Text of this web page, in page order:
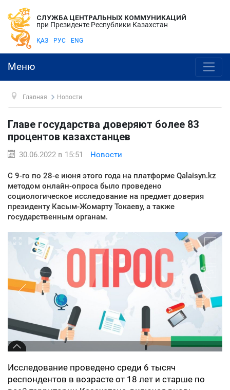
СЛУЖБА ЦЕНТРАЛЬНЫХ КОММУНИКАЦИЙ
при Президенте Республики Казахстан
ҚАЗ РУС ENG
Меню
Главная Новости
Главе государства доверяют более 83
процентов казахстанцев
30.06.2022 в 15:51 Новости
С 9-го по 28-е июня этого года на платформе Qalaisyn.kz
методом онлайн-опроса было проведено
социологическое исследование на предмет доверия
президенту Касым-Жомарту Токаеву, а также
государственным органам.
Исследование проведено среди 6 тысяч
респондентов в возрасте от 18 лет и старше по